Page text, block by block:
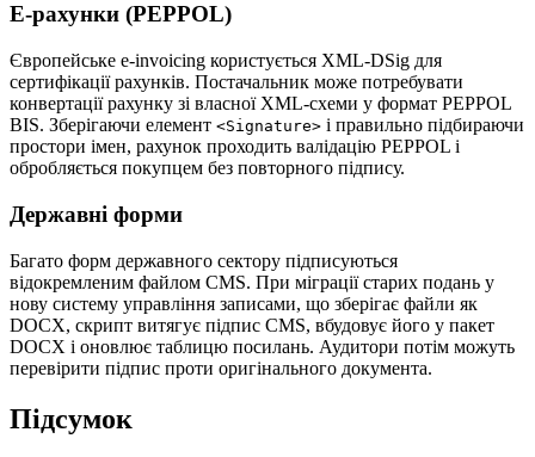
Е‑рахунки (PEPPOL)
Європейське e‑invoicing користується XML‑DSig для
сертифікації рахунків. Постачальник може потребувати
конвертації рахунку зі власної XML‑схеми у формат PEPPOL
BIS. Зберігаючи елемент <Signature> і правильно підбираючи
простори імен, рахунок проходить валідацію PEPPOL і
обробляється покупцем без повторного підпису.
Державні форми
Багато форм державного сектору підписуються
відокремленим файлом CMS. При міграції старих подань у
нову систему управління записами, що зберігає файли як
DOCX, скрипт витягує підпис CMS, вбудовує його у пакет
DOCX і оновлює таблицю посилань. Аудитори потім можуть
перевірити підпис проти оригінального документа.
Підсумок